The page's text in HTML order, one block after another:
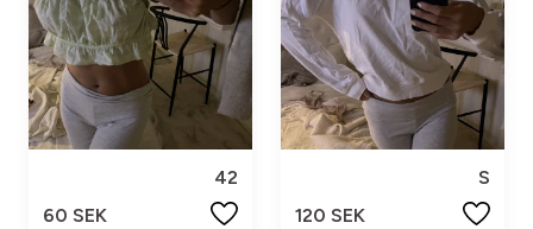
42
60 SEK
S
120 SEK